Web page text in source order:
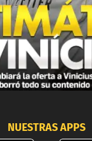
NUESTRAS APPS